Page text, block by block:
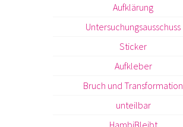
Aufklärung
Untersuchungsausschuss
Sticker
Aufkleber
Bruch und Transformation
unteilbar